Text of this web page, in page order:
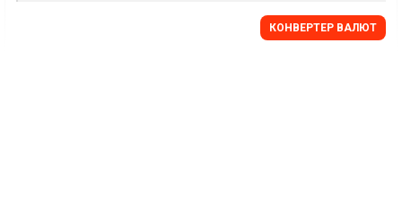
КОНВЕРТЕР ВАЛЮТ